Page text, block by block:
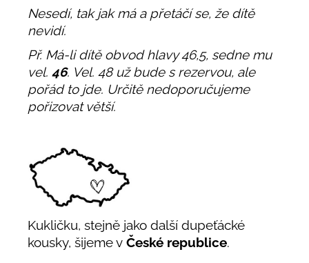
Nesedí, tak jak má a přetáčí se, že dítě
nevidí.
Př. Má-li dítě obvod hlavy 46,5, sedne mu
vel. 46. Vel. 48 už bude s rezervou, ale
pořád to jde. Určitě nedoporučujeme
pořizovat větší.
Kukličku, stejně jako další dupeťácké
kousky, šijeme v České republice.